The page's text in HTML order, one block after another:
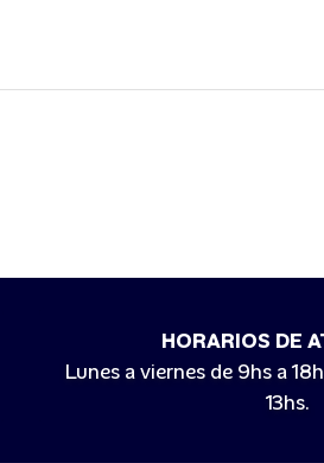
HORARIOS DE
Lunes a viernes de 9hs a
13hs.